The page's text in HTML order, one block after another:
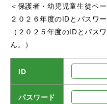
＜保護者・幼児児童生徒ペ
２０２６年度のIDとパスワ
（２０２５年度のIDとパス
ん。）
ID
パスワード